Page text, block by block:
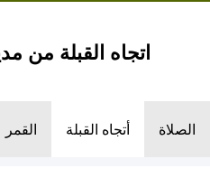
اتجاه القبلة من
الصلاة أتجاه القبلة القمر